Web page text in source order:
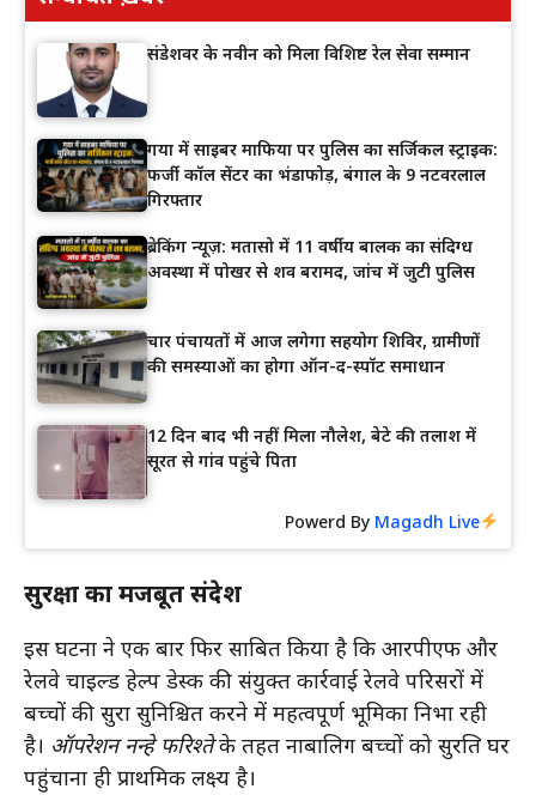
संडेशवर के नवीन को मिला विशिष्ट रेल सेवा सम्मान
गया में साइबर माफिया पर पुलिस का सर्जिकल स्ट्राइक:
फर्जी कॉल सेंटर का भंडाफोड़, बंगाल के 9 नटवरलाल
गिरफ्तार
ब्रेकिंग न्यूज़: मतासो में 11 वर्षीय बालक का संदिग्ध
अवस्था में पोखर से शव बरामद, जांच में जुटी पुलिस
चार पंचायतों में आज लगेगा सहयोग शिविर, ग्रामीणों
की समस्याओं का होगा ऑन-द-स्पॉट समाधान
12 दिन बाद भी नहीं मिला नौलेश, बेटे की तलाश में
सूरत से गांव पहुंचे पिता
Powerd By Magadh Live
सुरक्षा का मजबूत संदेश
इस घटना ने एक बार फिर साबित किया है कि आरपीएफ और
रेलवे चाइल्ड हेल्प डेस्क की संयुक्त कार्रवाई रेलवे परिसरों में
बच्चों की सुरक्षा सुनिश्चित करने में महत्वपूर्ण भूमिका निभा रही
है। ऑपरेशन नन्हे फरिश्तेके तहत नाबालिग बच्चों को सुरक्षित घर
पहुंचाना ही प्राथमिक लक्ष्य है।